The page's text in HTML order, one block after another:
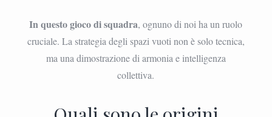
In questo gioco di squadra, ognuno di noi ha un ruolo
cruciale. La strategia degli spazi vuoti non è solo tecnica,
ma una dimostrazione di armonia e intelligenza
collettiva.